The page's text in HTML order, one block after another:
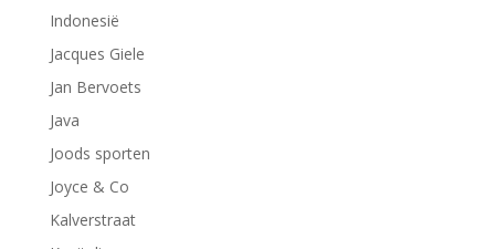
Indonesië
Jacques Giele
Jan Bervoets
Java
Joods sporten
Joyce & Co
Kalverstraat